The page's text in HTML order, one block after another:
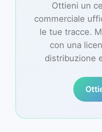
Ottieni un
commerciale
le tue tracce.
con una
distribuzione